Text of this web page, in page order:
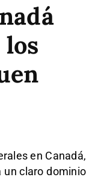
en Canadá,
un claro dominio